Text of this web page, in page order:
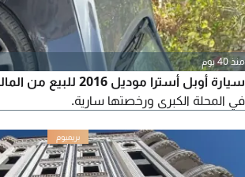
منذ 40 يوم
سيارة أوبل أسترا موديل
في المحلة الكبرى ورخصتها سارية.